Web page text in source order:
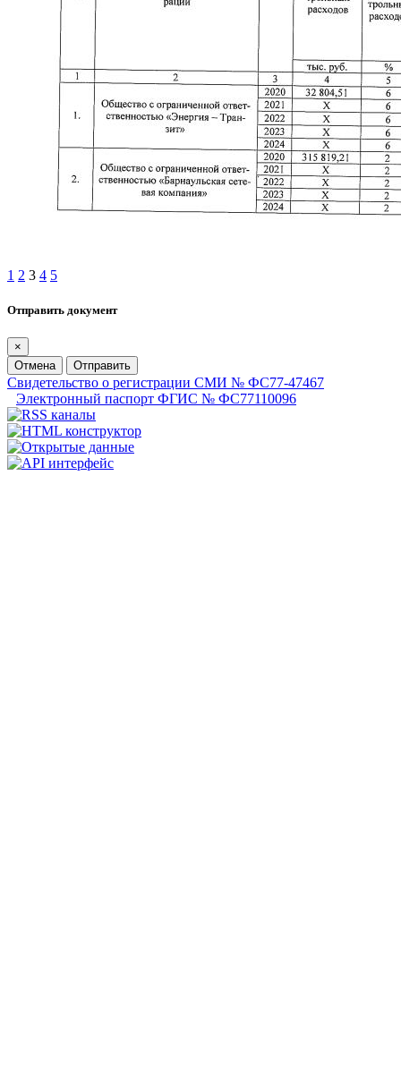
1 2 3 4 5
Отправить документ
×
Отмена
Отправить
Свидетельство о регистрации СМИ № ФС77-47467
Электронный паспорт ФГИС № ФС77110096